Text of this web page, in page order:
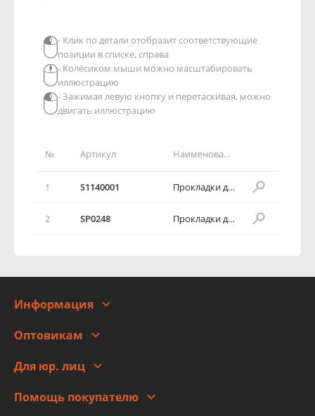
№ Артикул Наименование детали
1 S1140001 Прокладки двигателя в комплекте
2 SР0248 Прокладки двигателя в комплекте
- Клик по детали отобразит соответствующие
позиции в списке, справа
- Колёсиком мыши можно масштабировать
иллюстрацию
- Зажимая левую кнопку и перетаскивая, можно
двигать иллюстрацию
Информация
Адреса
Новости
Правовая информация
Оптовикам
Для юр. лиц
Помощь покупателю